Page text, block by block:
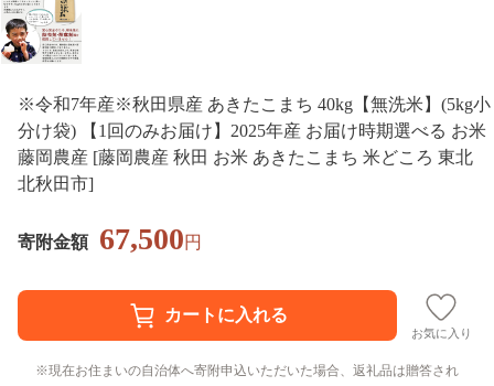
※令和7年産※秋田県産 あきたこまち 40kg【無洗米】(5kg小
分け袋) 【1回のみお届け】2025年産 お届け時期選べる お米
藤岡農産 [藤岡農産 秋田 お米 あきたこまち 米どころ 東北
北秋田市]
寄附金額 67,500円
お気に入り
現在お住まいの自治体へ寄附申込いただいた場合、返礼品は贈答され